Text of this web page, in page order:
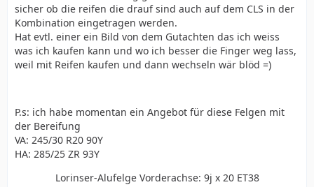
sicher ob die reifen die drauf sind auch auf dem CLS in der
Kombination eingetragen werden.
Hat evtl. einer ein Bild von dem Gutachten das ich weiss
was ich kaufen kann und wo ich besser die Finger weg lass,
weil mit Reifen kaufen und dann wechseln wär blöd =)
P.s: ich habe momentan ein Angebot für diese Felgen mit
der Bereifung
VA: 245/30 R20 90Y
HA: 285/25 ZR 93Y
Lorinser-Alufelge Vorderachse: 9j x 20 ET38